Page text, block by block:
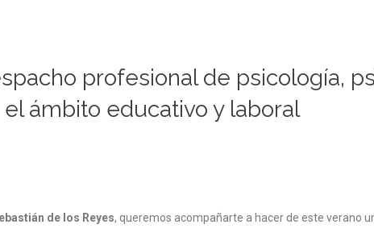
profesional de psicología,
el ámbito educativo y laboral
de los Reyes, queremos acompañarte a hacer de este verano